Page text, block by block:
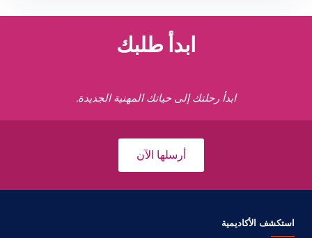
ابدأ طلبك
ابدأ رحلتك إلى حياتك المهنية الجديدة.
أرسلها الآن
استكشف الأكاديمية